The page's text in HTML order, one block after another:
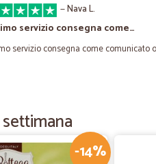
—Nava L.
servizio consegna come…
servizio consegna come
organizzazione e buoni prodotti
nei tempi giusti
-14%